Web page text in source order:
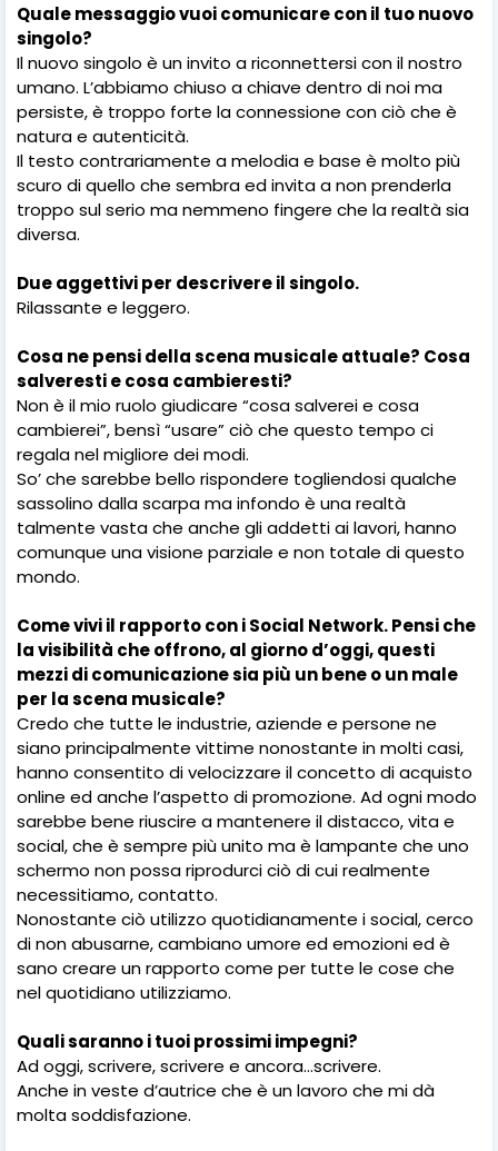
Quale messaggio vuoi comunicare con il tuo nuovo
singolo?
Il nuovo singolo è un invito a riconnettersi con il nostro
umano. L’abbiamo chiuso a chiave dentro di noi ma
persiste, è troppo forte la connessione con ciò che è
natura e autenticità.
Il testo contrariamente a melodia e base è molto più
scuro di quello che sembra ed invita a non prenderla
troppo sul serio ma nemmeno fingere che la realtà sia
diversa.
Due aggettivi per descrivere il singolo.
Rilassante e leggero.
Cosa ne pensi della scena musicale attuale? Cosa
salveresti e cosa cambieresti?
Non è il mio ruolo giudicare “cosa salverei e cosa
cambierei”, bensì “usare” ciò che questo tempo ci
regala nel migliore dei modi.
So’ che sarebbe bello rispondere togliendosi qualche
sassolino dalla scarpa ma infondo è una realtà
talmente vasta che anche gli addetti ai lavori, hanno
comunque una visione parziale e non totale di questo
mondo.
Come vivi il rapporto con i Social Network. Pensi che
la visibilità che offrono, al giorno d’oggi, questi
mezzi di comunicazione sia più un bene o un male
per la scena musicale?
Credo che tutte le industrie, aziende e persone ne
siano principalmente vittime nonostante in molti casi,
hanno consentito di velocizzare il concetto di acquisto
online ed anche l’aspetto di promozione. Ad ogni modo
sarebbe bene riuscire a mantenere il distacco, vita e
social, che è sempre più unito ma è lampante che uno
schermo non possa riprodurci ciò di cui realmente
necessitiamo, contatto.
Nonostante ciò utilizzo quotidianamente i social, cerco
di non abusarne, cambiano umore ed emozioni ed è
sano creare un rapporto come per tutte le cose che
nel quotidiano utilizziamo.
Quali saranno i tuoi prossimi impegni?
Ad oggi, scrivere, scrivere e ancora…scrivere.
Anche in veste d’autrice che è un lavoro che mi dà
molta soddisfazione.